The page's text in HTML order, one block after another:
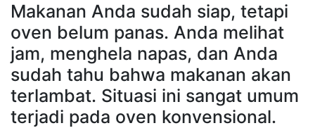
Makanan Anda sudah siap, tetapi
oven belum panas. Anda melihat
jam, menghela napas, dan Anda
sudah tahu bahwa makanan akan
terlambat. Situasi ini sangat umum
terjadi pada oven konvensional.